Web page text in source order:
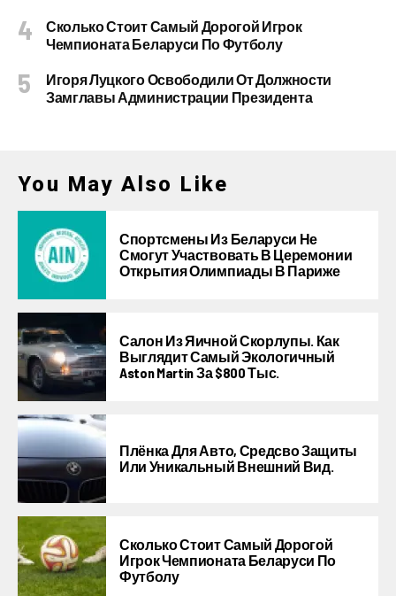
Сколько Стоит Самый Дорогой Игрок
Чемпионата Беларуси По Футболу
Игоря Луцкого Освободили От Должности
Замглавы Администрации Президента
You May Also Like
Спортсмены Из Беларуси Не
Смогут Участвовать В Церемонии
Открытия Олимпиады В Париже
Салон Из Яичной Скорлупы. Как
Выглядит Самый Экологичный
Aston Martin За $800 Тыс.
Плёнка Для Авто, Средсво Защиты
Или Уникальный Внешний Вид.
Сколько Стоит Самый Дорогой
Игрок Чемпионата Беларуси По
Футболу